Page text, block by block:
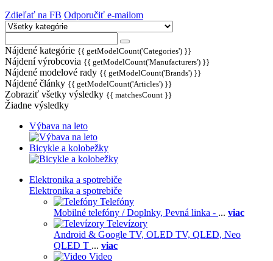
Zdieľať na FB Odporučiť e-mailom
Nájdené kategórie {{ getModelCount('Categories') }}
Nájdení výrobcovia {{ getModelCount('Manufacturers') }}
Nájdené modelové rady {{ getModelCount('Brands') }}
Nájdené články {{ getModelCount('Articles') }}
Zobraziť všetky výsledky {{ matchesCount }}
Žiadne výsledky
Výbava na leto
Bicykle a kolobežky
Elektronika a spotrebiče
Elektronika a spotrebiče
Telefóny
Mobilné telefóny / Doplnky, Pevná linka - ... viac
Televízory
Android & Google TV, OLED TV, QLED, Neo
QLED T ... viac
Video